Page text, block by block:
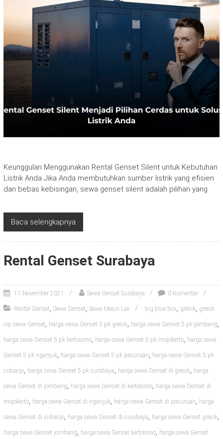
Keunggulan Menggunakan Rental Genset Silent untuk Kebutuhan
Listrik Anda Jika Anda membutuhkan sumber listrik yang efisien
dan bebas kebisingan, sewa genset silent adalah pilihan yang
Baca selengkapnya
Rental Genset Surabaya
11 November 2021 Sewa Genset Surabaya 0 Komentar
Rental Genset, Sewa Genset, Sewa Mesin Las big blue box, gresik, gresik
vip sewa Genset, harga sewa Genset 5 pk gresik, harga sewa Genset 5 pk jombang,
harga sewa Genset 5 pk kertosono, harga sewa Genset 5 pk mojokerto, harga sewa
Genset 5 pk nganjuk, harga sewa Genset 5 pk pasuruan, harga sewa Genset 5 pk
sidoarjo, harga sewa Genset 5 pk surabaya, harga sewa Genset di gresik, harga
sewa Genset di jombang, harga sewa Genset di kertosono, harga sewa Genset di
mojokerto, harga sewa Genset di nganjuk, harga sewa Genset di pasuruan, harga
sewa Genset di sidoarjo, harga sewa Genset di surabaya, harga sewa Genset gresik,
harga sewa Genset jombang, harga sewa Genset kertosono, harga sewa Genset